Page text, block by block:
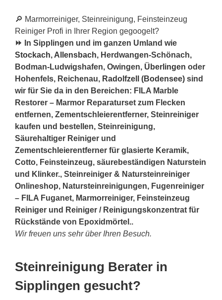
🔎 Marmorreiniger, Steinreinigung, Feinsteinzeug
Reiniger Profi in Ihrer Region gegoogelt?
⏩ In Sipplingen und im ganzen Umland wie
Stockach, Allensbach, Herdwangen-Schönach,
Bodman-Ludwigshafen, Owingen, Überlingen oder
Hohenfels, Reichenau, Radolfzell (Bodensee) sind
wir für Sie da in den Bereichen: FILA Marble
Restorer – Marmor Reparaturset zum Flecken
entfernen, Zementschleierentferner, Steinreiniger
kaufen und bestellen, Steinreinigung,
Säurehaltiger Reiniger und
Zementschleierentferner für glasierte Keramik,
Cotto, Feinsteinzeug, säurebeständigen Naturstein
und Klinker., Steinreiniger & Natursteinreiniger
Onlineshop, Natursteinreinigungen, Fugenreiniger
– FILA Fuganet, Marmorreiniger, Feinsteinzeug
Reiniger und Reiniger / Reinigungskonzentrat für
Rückstände von Epoxidmörtel..
Wir freuen uns sehr über Ihren Besuch.
Steinreinigung Berater in
Sipplingen gesucht?